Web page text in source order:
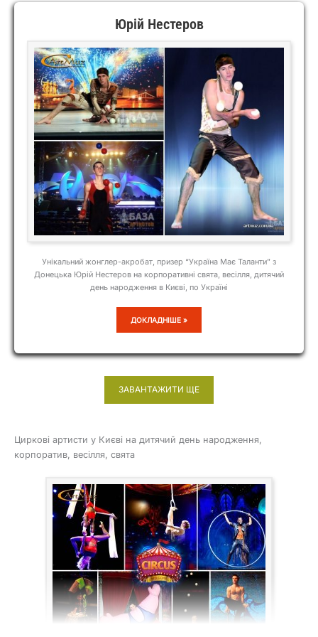
Юрій Нестеров
Унікальний жонглер-акробат, призер “Україна Має Таланти” з
Донецька Юрій Нестеров на корпоративні свята, весілля, дитячий
день народження в Києві, по Україні
ЮРІЙ
ДОКЛАДНІШЕ »
ЗАВАНТАЖИТИ ЩЕ
Циркові артисти у Києві на дитячий день народження,
корпоратив, весілля, свята